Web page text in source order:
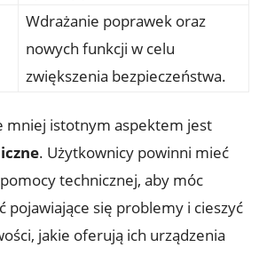
Wdrażanie poprawek oraz
nowych funkcji w celu
zwiększenia bezpieczeństwa.
mniej istotnym aspektem jest
. Użytkownicy powinni mieć
technicznej, aby móc
pojawiające się problemy i cieszyć
jakie oferują ich urządzenia